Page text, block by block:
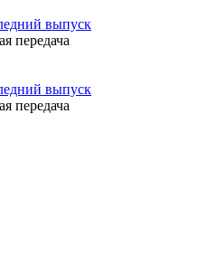
выпуск
передача
выпуск
передача